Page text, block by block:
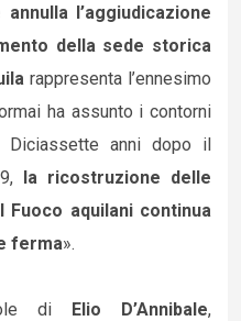
l’aggiudicazione
della sede storica
rappresenta l’ennesimo
ha assunto i contorni
Diciassette anni dopo il
la ricostruzione delle
aquilani continua
ferma».
di Elio D’Annibale,